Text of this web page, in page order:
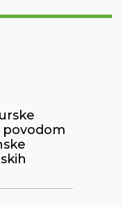
povodom